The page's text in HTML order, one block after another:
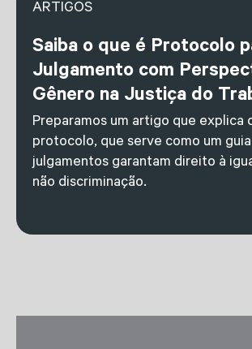
ARTIGOS
Saiba o que é Protocolo
Julgamento com
Gênero na Justiça do
Preparamos um artigo que explica
protocolo, que serve como um
julgamentos garantam direito à
não discriminação.